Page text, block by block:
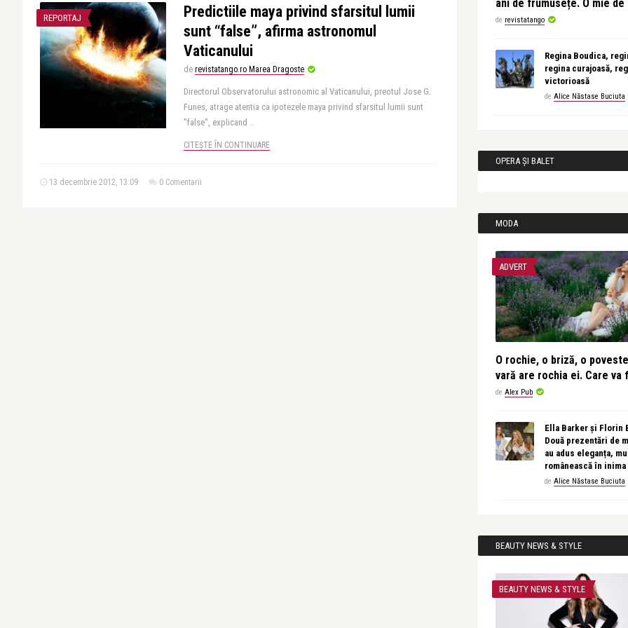
REPORTAJ
Predictiile maya privind sfarsitul lumii
sunt “false”, afirma astronomul
Vaticanului
de revistatango.ro Marea Dragoste
Directorul Observatorului astronomic al Vaticanului, preotul Jose G.
Funes, atrage atentia ca ipotezele maya privind sfarsitul lumii sunt
"false", explicand ..
CITEȘTE ÎN CONTINUARE
13 decembrie 2012, 13:09 0 Comentarii
ani de frumusețe. O mie de
de revistatango
Regina Boudica,
regina curajoasă,
victorioasă
de Alice Năstase Buciuta
OPERA ȘI BALET
MODA
ADVERT
O rochie, o briză, o
vară are rochia ei. Care va
de Alex Pub
Ella Barker și Florin
Două prezentări de
au adus eleganța,
românească în
de Alice Năstase Buciuta
BEAUTY NEWS & STYLE
BEAUTY NEWS & STYLE